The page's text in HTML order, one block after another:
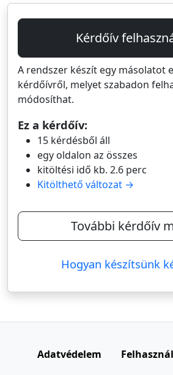
Kérdőív
A rendszer készít egy másolatot
kérdőívről, melyet szabadon
módosíthat.
Ez a kérdőív:
15 kérdésből áll
egy oldalon az összes
kitöltési idő kb. 2.6 perc
Kitölthető változat →
További kérdőív
Hogyan készítsünk
Adatvédelem